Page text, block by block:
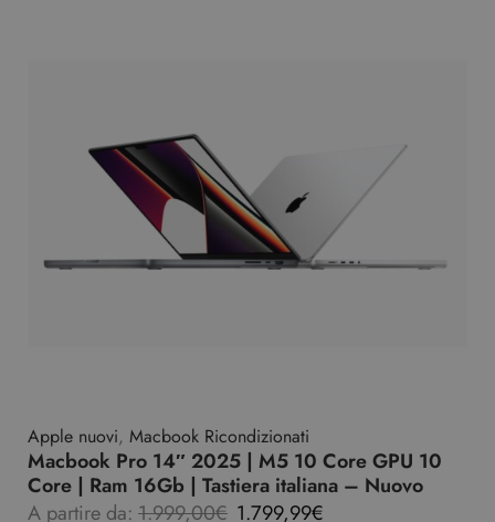
Apple nuovi, Macbook Ricondizionati
Macbook Pro 14″ 2025 | M5 10 Core GPU 10
Core | Ram 16Gb | Tastiera italiana – Nuovo
A partire da: 1.999,00€ 1.799,99€